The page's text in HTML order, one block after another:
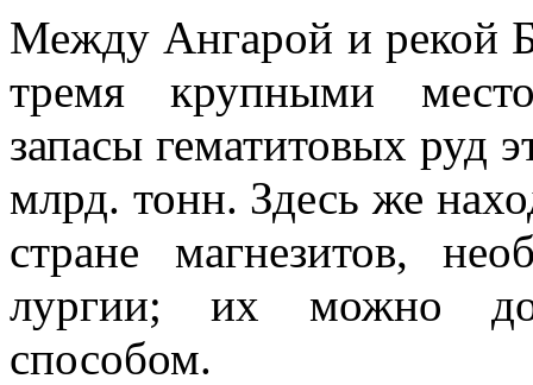
Между Ангарой и рекой
тремя крупными
запасы гематитовых руд
млрд. тонн. Здесь же
стране магнезитов,
лургии; их можно
способом.